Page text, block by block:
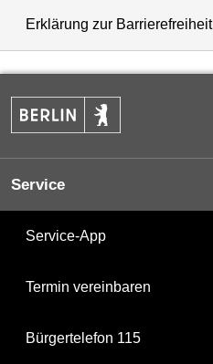
Erklärung zur Barrierefreiheit
Service
Service-App
Termin vereinbaren
Bürgertelefon 115